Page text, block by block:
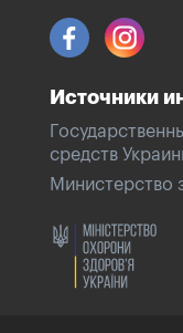
Источники
средств
Министерство